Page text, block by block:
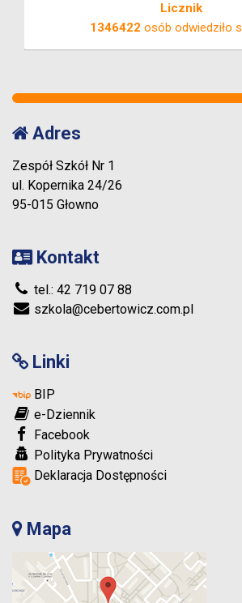
Licznik
1346422 osób odwiedziło
Adres
Zespół Szkół Nr 1
ul. Kopernika 24/26
95-015 Głowno
Kontakt
tel.: 42 719 07 88
szkola@cebertowicz.com.pl
Linki
BIP
e-Dziennik
Facebook
Polityka Prywatności
Deklaracja Dostępności
Mapa